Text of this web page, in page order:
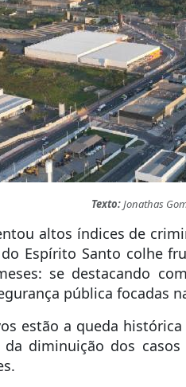
Texto:Jonathas
altos índices de
Espírito Santo colhe
se destacando
pública focadas
estão a queda
diminuição dos